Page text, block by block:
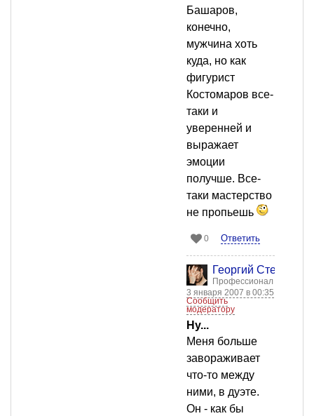
Башаров,
конечно,
мужчина хоть
куда, но как
фигурист
Костомаров все-
таки и
уверенней и
выражает
эмоции
получше. Все-
таки мастерство
не пропьешь
0 Ответить
Георгий Стенкин
Профессионал
3 января 2007 в 00:35
Сообщить
модератору
Ну...
Меня больше
завораживает
что-то между
ними, в дуэте.
Он - как бы